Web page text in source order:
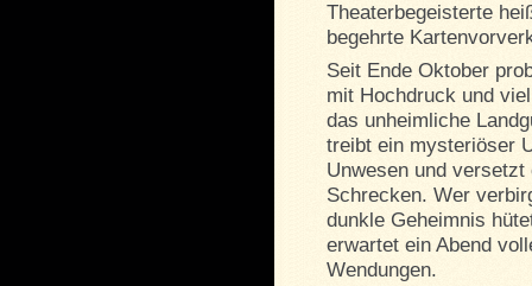
Theaterbegeisterte
begehrte
Seit Ende Oktober
mit Hochdruck und
das unheimliche
treibt ein mysteriöser
Unwesen und versetzt
Schrecken. Wer
dunkle Geheimnis
erwartet ein Abend
Wendungen.